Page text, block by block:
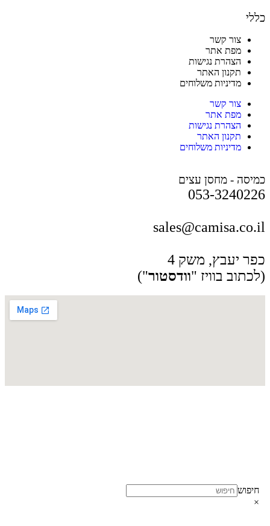
כללי
צור קשר
מפת אתר
הצהרת נגישות
תקנון האתר
מדיניות משלוחים
צור קשר
מפת אתר
הצהרת נגישות
תקנון האתר
מדיניות משלוחים
כמיסה - מחסן עצים
053-3240226
sales@camisa.co.il
כפר יעבץ, משק 4
(לכתוב בוויז "וודסטור")
חיפוש
×